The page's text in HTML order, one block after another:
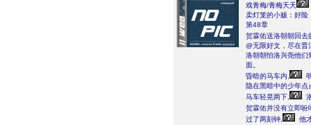
戏青梅/青梅夭夭
卖灯笼的小贩：好险
第48章
贺霖佑送洛朝朝回去
@无限好文，尽在晋
洛朝朝怕洛兴尧他们
面。
昏暗的马车内,
隐在黑暗中的少年点
马车轻晃两下,
贺霖佑并没有立即吩
过了两刻钟,
他